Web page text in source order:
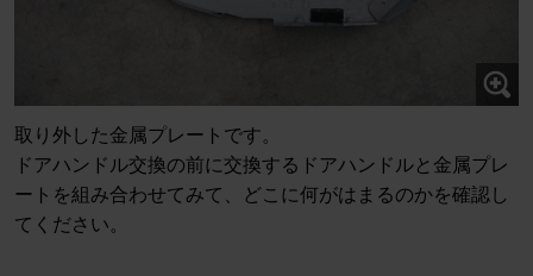
取り外した金属プレートです。
ドアハンドル交換の前に交換するドアハンドルと金属プレ
ートを組み合わせてみて、どこに何がはまるのかを確認し
てください。